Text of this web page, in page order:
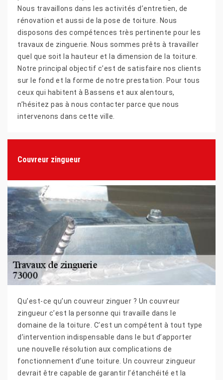
Nous travaillons dans les activités d’entretien, de
rénovation et aussi de la pose de toiture. Nous
disposons des compétences très pertinente pour les
travaux de zinguerie. Nous sommes prêts à travailler
quel que soit la hauteur et la dimension de la toiture.
Notre principal objectif c’est de satisfaire nos clients
sur le fond et la forme de notre prestation. Pour tous
ceux qui habitent à Bassens et aux alentours,
n’hésitez pas à nous contacter parce que nous
intervenons dans cette ville.
Couvreur zingueur
Qu’est-ce qu’un couvreur zinguer ? Un couvreur
zingueur c’est la personne qui travaille dans le
domaine de la toiture. C’est un compétent à tout type
d’intervention indispensable dans le but d’apporter
une nouvelle résolution aux complications de
fonctionnement d’une toiture. Un couvreur zingueur
devrait être capable de garantir l’étanchéité et la